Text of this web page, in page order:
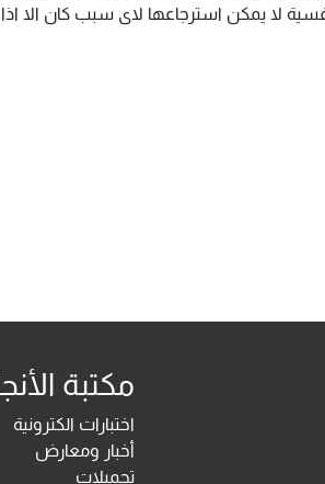
النفسية لا يمكن استرجاعها لاى سبب كان
مكتبة
اختبارات الكترونية
أخبار ومعارض
تحميلات